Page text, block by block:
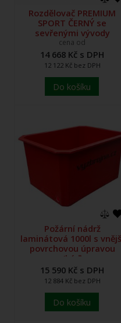
Rozdělovač PREMIUM
SPORT ČERNÝ se
sevřenými vývody
cena od
14 668 Kč s DPH
12 122 Kč bez DPH
Do košíku
Požární nádrž
laminátová 1000l s
povrchovou úpravou
(káď)
15 590 Kč s DPH
12 884 Kč bez DPH
Do košíku